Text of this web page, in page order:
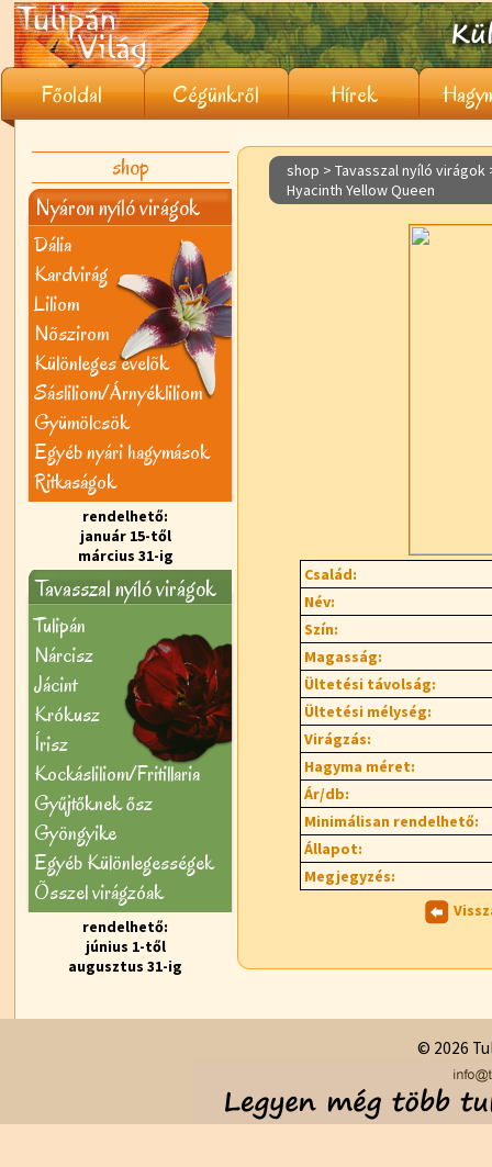
Főoldal Cégünkről Hírek
shop
Nyáron nyíló virágok
Dália
Kardvirág
Liliom
Nõszirom
Különleges évelõk
Sásliliom/Árnyékliliom
Gyümölcsök
Egyéb nyári hagymások
Ritkaságok
rendelhető:
január 15-től
március 31-ig
Tavasszal nyíló virágok
Tulipán
Nárcisz
Jácint
Krókusz
Írisz
Kockásliliom/Fritillaria
Gyűjtőknek ősz
Gyöngyike
Egyéb Különlegességek
Õsszel virágzóak
rendelhető:
június 1-től
augusztus 31-ig
shop > Tavasszal nyíló virágok
Hyacinth Yellow Queen
Család:
Név:
Szín:
Magasság:
Ültetési távolság:
Ültetési mélység:
Virágzás:
Hagyma méret:
Ár/db:
Minimálisan rendelhető:
Állapot:
Megjegyzés:
© 2026